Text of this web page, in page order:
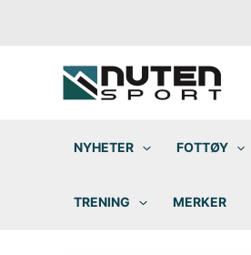
NYHETER FOTTØY
TRENING MERKER